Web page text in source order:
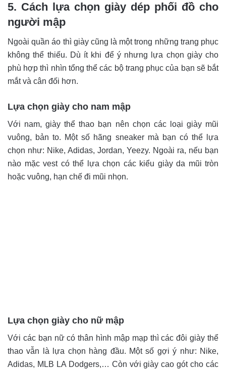
5. Cách lựa chọn giày dép phối đồ cho
người mập
Ngoài quần áo thì giày cũng là một trong những trang phục
không thể thiếu. Dù ít khi để ý nhưng lựa chọn giày cho
phù hợp thì nhìn tổng thể các bộ trang phục của bạn sẽ bắt
mắt và cân đối hơn.
Lựa chọn giày cho nam mập
Với nam, giày thể thao bạn nên chọn các loại giày mũi
vuông, bản to. Một số hãng sneaker mà bạn có thể lựa
chọn như: Nike, Adidas, Jordan, Yeezy. Ngoài ra, nếu bạn
nào mặc vest có thể lựa chọn các kiểu giày da mũi tròn
hoặc vuông, hạn chế đi mũi nhọn.
Lựa chọn giày cho nữ mập
Với các bạn nữ có thân hình mập mạp thì các đôi giày thể
thao vẫn là lựa chọn hàng đầu. Một số gợi ý như: Nike,
Adidas, MLB LA Dodgers,… Còn với giày cao gót cho các